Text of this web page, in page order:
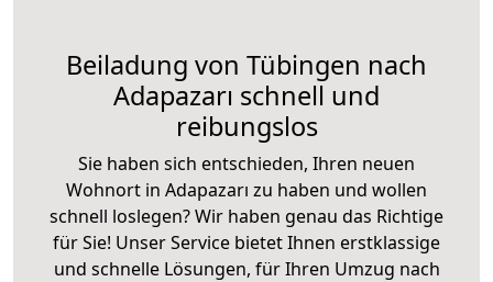
Beiladung von Tübingen nach
Adapazarı schnell und
reibungslos
Sie haben sich entschieden, Ihren neuen
Wohnort in Adapazarı zu haben und wollen
schnell loslegen? Wir haben genau das Richtige
für Sie! Unser Service bietet Ihnen erstklassige
und schnelle Lösungen, für Ihren Umzug nach